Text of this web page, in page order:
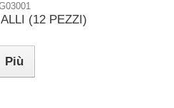
(12 PEZZI)
Più